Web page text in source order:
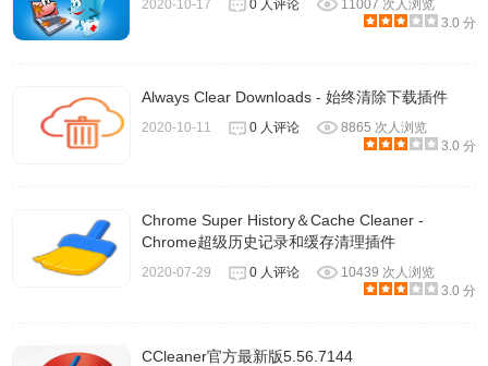
2020-10-17 0 人评论
11007 次人浏览
3.0 分
Always Clear Downloads - 始终清除下载插件
2020-10-11 0 人评论
8865 次人浏览
3.0 分
Chrome Super History＆Cache Cleaner -
Chrome超级历史记录和缓存清理​插件
2020-07-29 0 人评论
10439 次人浏览
3.0 分
CCleaner官方最新版5.56.7144